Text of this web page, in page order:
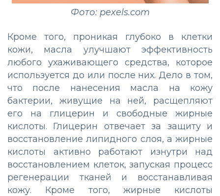
Фото: pexels.com
Кроме того, проникая глубоко в клетки
кожи, масла улучшают эффективность
любого ухаживающего средства, которое
используется до или после них. Дело в том,
что после нанесения масла на кожу
бактерии, живущие на ней, расщепляют
его на глицерин и свободные жирные
кислоты. Глицерин отвечает за защиту и
восстановление липидного слоя, а жирные
кислоты активно работают изнутри над
восстановлением клеток, запуская процесс
регенерации тканей и восстанавливая
кожу. Кроме того, жирные кислоты